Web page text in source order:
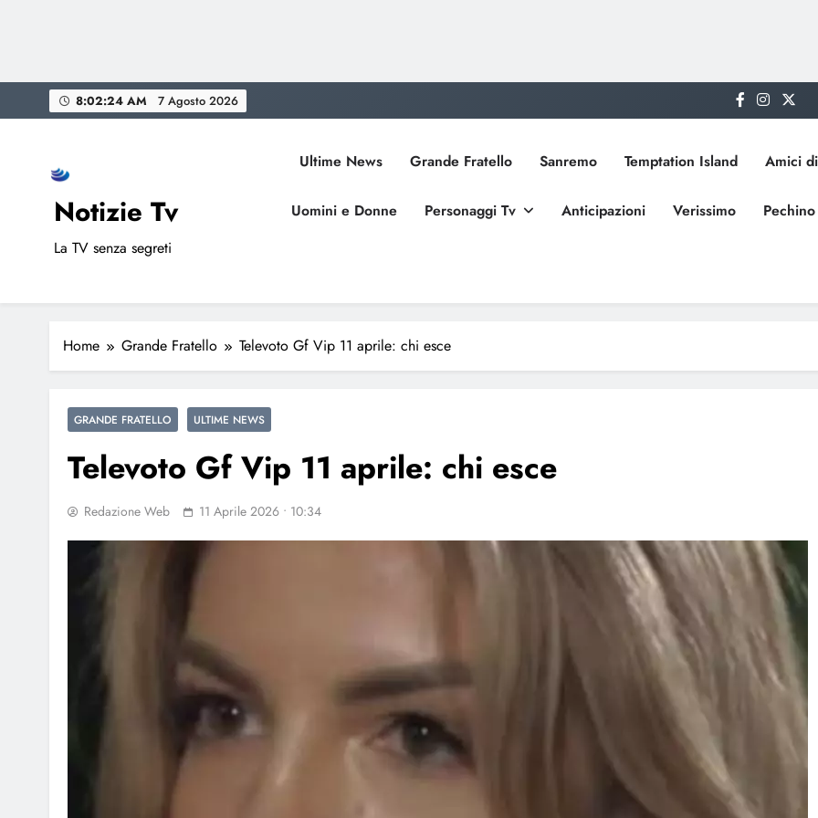
to
8:02:25 AM 7 Agosto 2026
Notizie Tv
La TV senza segreti
Ultime News Grande Fratello Sanremo Temptation Island Amici
Uomini e Donne Personaggi Tv Anticipazioni Verissimo
Home Grande Fratello Televoto Gf Vip 11 aprile: chi esce
GRANDE FRATELLO ULTIME NEWS
Televoto Gf Vip 11 aprile: chi esce
Redazione Web 11 Aprile 2026 • 10:34